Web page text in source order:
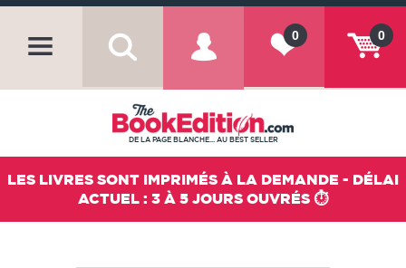
0
0
DE LA PAGE BLANCHE... AU BEST SELLER
LES LIVRES SONT IMPRIMÉS À LA DEMANDE - DÉLAI
ACTUEL : 3 À 5 JOURS OUVRÉS ⏱️